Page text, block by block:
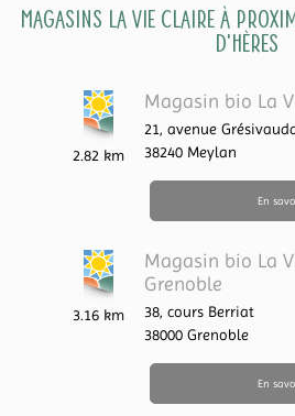
Magasins La Vie Claire à
d'Hères
2.82 km
Magasin bio La
21, avenue
38240 Meylan
En
3.16 km
Magasin bio La
Grenoble
38, cours Berriat
38000 Grenoble
En